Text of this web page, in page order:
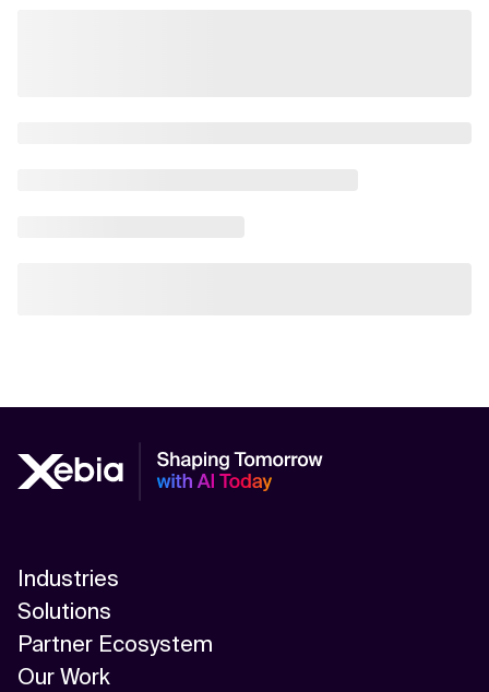
Industries
Solutions
Partner Ecosystem
Our Work